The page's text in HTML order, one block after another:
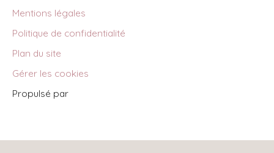
Mentions légales
Politique de confidentialité
Plan du site
Gérer les cookies
Propulsé par